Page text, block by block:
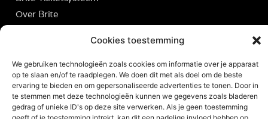
Cookies toestemming
We gebruiken technologieën zoals cookies om informatie over je apparaat
op te slaan en/of te raadplegen. We doen dit met als doel om de beste
ervaring te bieden en om gepersonaliseerde advertenties te tonen. Door in
te stemmen met deze technologieën kunnen we gegevens zoals bladeren
gedrag of unieke ID's op deze site verwerken. Als je geen toestemming
Over Brite
© 2026 - Alle rechten voorbehouden